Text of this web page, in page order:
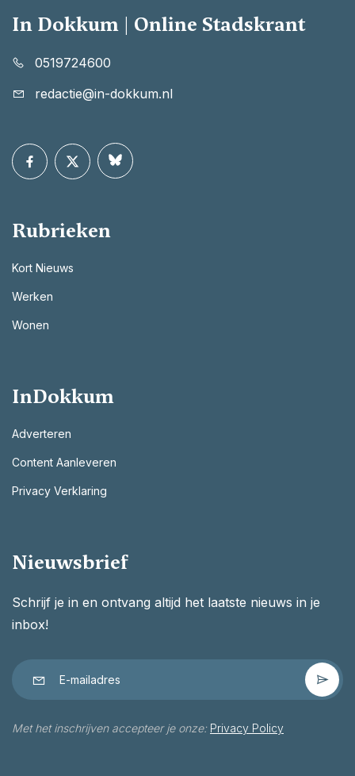
In Dokkum | Online Stadskrant
0519724600
redactie@in-dokkum.nl
Rubrieken
Kort Nieuws
Werken
Wonen
InDokkum
Adverteren
Content Aanleveren
Privacy Verklaring
Nieuwsbrief
Schrijf je in en ontvang altijd het laatste nieuws in je
inbox!
Met het inschrijven accepteer je onze: Privacy Policy